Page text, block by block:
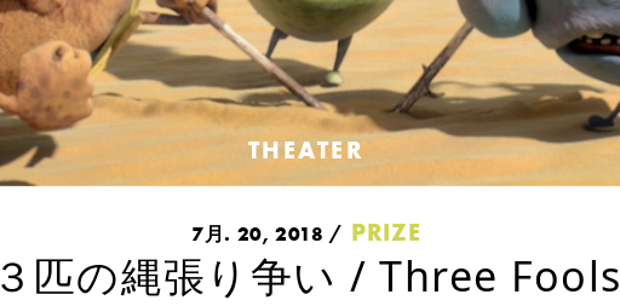
THEATER
7月. 20, 2018 PRIZE
３匹の縄張り争い / Three Fools